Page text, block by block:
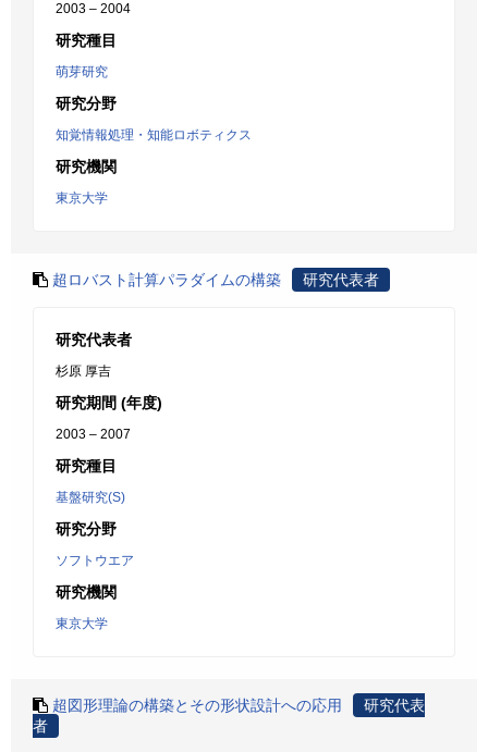
2003 – 2004
研究種目
萌芽研究
研究分野
知覚情報処理・知能ロボティクス
研究機関
東京大学
超ロバスト計算パラダイムの構築 研究代表者
研究代表者
杉原 厚吉
研究期間 (年度)
2003 – 2007
研究種目
基盤研究(S)
研究分野
ソフトウエア
研究機関
東京大学
超図形理論の構築とその形状設計への応用
研究代表
者